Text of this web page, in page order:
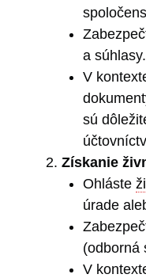
a súhlasy.
V
sú
Získanie
Ohláste
úrade
(odborná
V